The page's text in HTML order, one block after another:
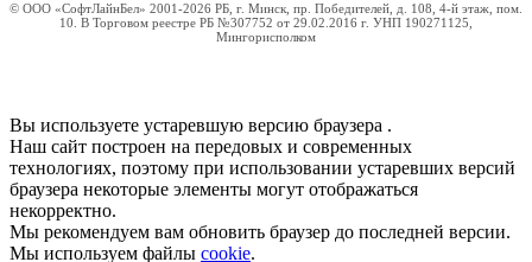
© ООО «СофтЛайнБел» 2001-2026 РБ, г. Минск, пр. Победителей, д. 108, 4-й этаж, пом.
10. В Торговом реестре РБ №307752 от 29.02.2016 г. УНП 190271125,
Мингорисполком
Вы используете устаревшую версию браузера .
Наш сайт построен на передовых и современных
технологиях, поэтому при использовании устаревших версий
браузера некоторые элементы могут отображаться
некорректно.
Мы рекомендуем вам обновить браузер до последней версии.
Мы используем файлы cookie.